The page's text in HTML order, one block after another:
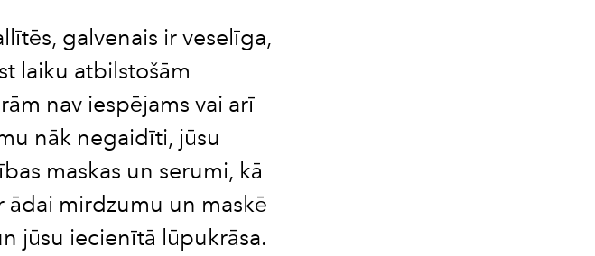
galvenais ir veselīga,
laiku atbilstošām
nav iespējams vai arī
nāk negaidīti, jūsu
maskas un serumi, kā
ādai mirdzumu un maskē
jūsu iecienītā lūpukrāsa.